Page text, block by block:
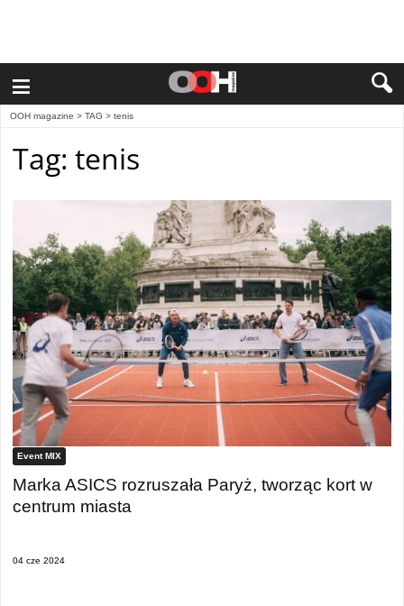
≡
OOH magazine > TAG > tenis
Tag: tenis
Event MIX
Marka ASICS rozruszała Paryż, tworząc kort w
centrum miasta
04 cze 2024